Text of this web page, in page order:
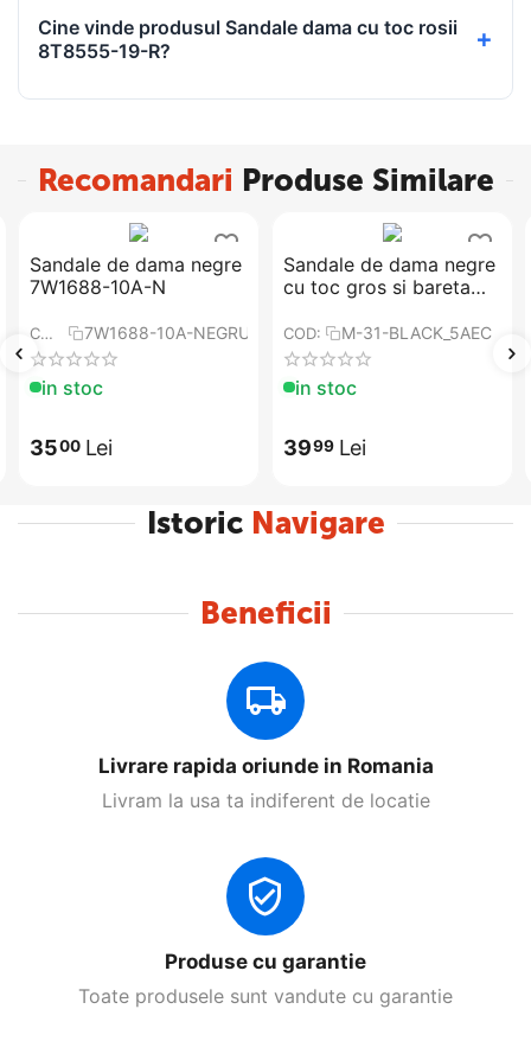
Cine vinde produsul Sandale dama cu toc rosii
8T8555-19-R?
Recomandari Produse Similare
Sandale de dama negre
7W1688-10A-N
COD: 7W1688-10A-NEGRU-1
in stoc
3500 Lei
Sandale de dama negre
cu toc gros si bareta
COD: M-31-BLACK_5AEC
in stoc
3999 Lei
Istoric Navigare
Beneficii
Livrare rapida oriunde in Romania
Livram la usa ta indiferent de locatie
Produse cu garantie
Toate produsele sunt vandute cu garantie